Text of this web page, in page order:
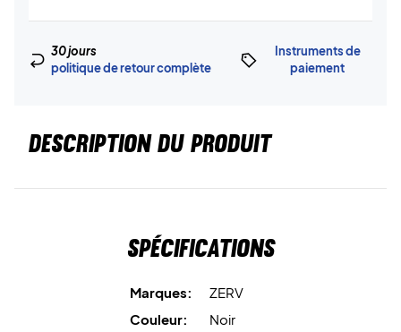
30 jours
politique de retour complète
Instruments de
paiement
DESCRIPTION DU PRODUIT
Spécifications
Marques:
ZERV
Couleur:
Noir